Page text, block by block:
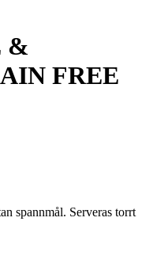
&
FREE
spannmål. Serveras torrt